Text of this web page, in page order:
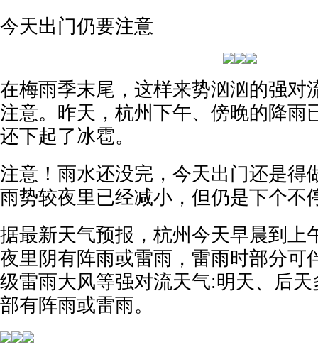
今天出门仍要注意
在梅雨季末尾，这样来势汹汹的强对
注意。昨天，杭州下午、傍晚的降雨
还下起了冰雹。
注意！雨水还没完，今天出门还是得
雨势较夜里已经减小，但仍是下个不
据最新天气预报，杭州今天早晨到上
夜里阴有阵雨或雷雨，雷雨时部分可
级雷雨大风等强对流天气:明天、后
部有阵雨或雷雨。